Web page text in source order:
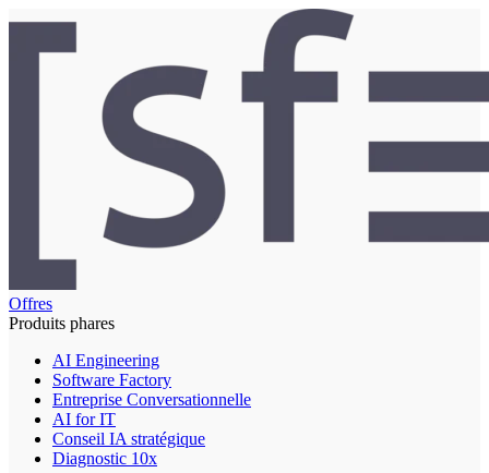
Offres
Produits phares
AI Engineering
Software Factory
Entreprise Conversationnelle
AI for IT
Conseil IA stratégique
Diagnostic 10x